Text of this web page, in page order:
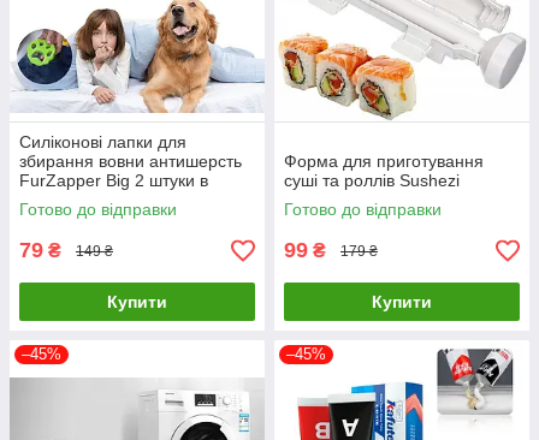
Силіконові лапки для
збирання вовни антишерсть
FurZapper Big 2 штуки в
комплекті 95 мм
Готово до відправки
79 ₴ 149 ₴
Купити
Форма для приготування
суші та роллів Sushezi
Готово до відправки
99 ₴ 179 ₴
Купити
–45% –45%